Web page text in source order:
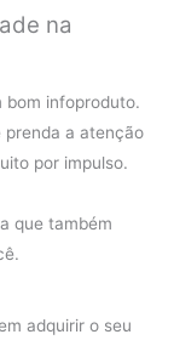
na
bom infoproduto.
prenda a atenção
por impulso.
que também
adquirir o seu